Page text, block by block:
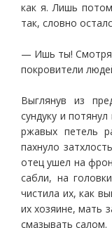
как я. Лишь
так, словно
— Ишь ты!
покровители
Выглянув из
сундуку и
ржавых петель
пахнуло
отец ушел на
сабли, на
чистила их, как
их хозяине, мать
смазывать салом.